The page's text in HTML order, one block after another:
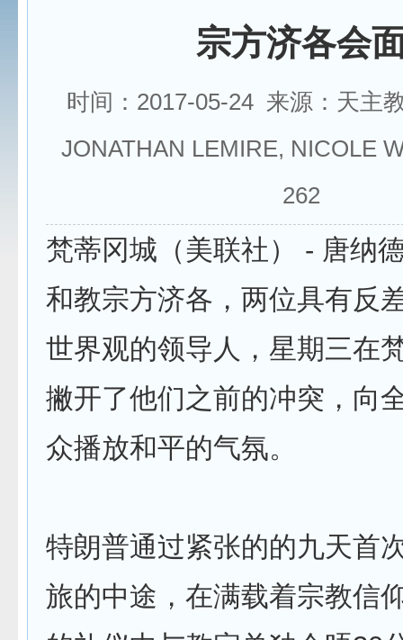
宗方济各会
时间：2017-05-24 来源：天主
JONATHAN LEMIRE, NICOLE
262
梵蒂冈城（美联社） - 唐纳
和教宗方济各，两位具有反
世界观的领导人，星期三在
撇开了他们之前的冲突，向
众播放和平的气氛。
特朗普通过紧张的的九天首
旅的中途，在满载着宗教信